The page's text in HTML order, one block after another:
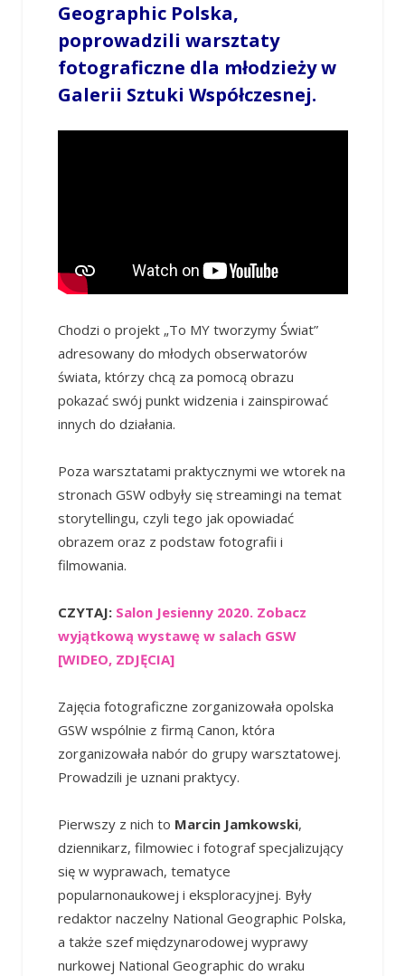
Geographic Polska,
poprowadzili warsztaty
fotograficzne dla młodzieży w
Galerii Sztuki Współczesnej.
Chodzi o projekt „To MY tworzymy Świat”
adresowany do młodych obserwatorów
świata, którzy chcą za pomocą obrazu
pokazać swój punkt widzenia i zainspirować
innych do działania.
Poza warsztatami praktycznymi we wtorek na
stronach GSW odbyły się streamingi na temat
storytellingu, czyli tego jak opowiadać
obrazem oraz z podstaw fotografii i
filmowania.
CZYTAJ: Salon Jesienny 2020. Zobacz
wyjątkową wystawę w salach GSW
[WIDEO, ZDJĘCIA]
Zajęcia fotograficzne zorganizowała opolska
GSW wspólnie z firmą Canon, która
zorganizowała nabór do grupy warsztatowej.
Prowadzili je uznani praktycy.
Pierwszy z nich to Marcin Jamkowski,
dziennikarz, filmowiec i fotograf specjalizujący
się w wyprawach, tematyce
popularnonaukowej i eksploracyjnej. Były
redaktor naczelny National Geographic Polska,
a także szef międzynarodowej wyprawy
nurkowej National Geographic do wraku